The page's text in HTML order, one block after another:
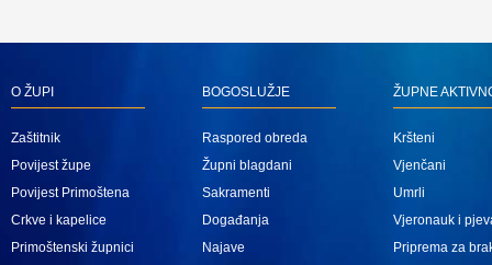
O ŽUPI
Zaštitnik
Povijest župe
Povijest Primoštena
Crkve i kapelice
Primoštenski župnici
BOGOSLUŽJE
Raspored obreda
Župni blagdani
Sakramenti
Događanja
Najave
ŽUPNE
Kršteni
Vjenčani
Umrli
Vjeronauk i
Priprema za